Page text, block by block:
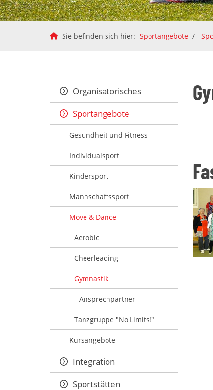
Sie befinden sich hier: Sportangebote
Organisatorisches
Sportangebote
Gesundheit und Fitness
Individualsport
Kindersport
Mannschaftssport
Move & Dance
Aerobic
Cheerleading
Gymnastik
Ansprechpartner
Tanzgruppe "No Limits!"
Kursangebote
Integration
Sportstätten